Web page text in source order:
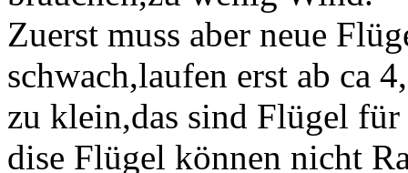
Zuerst muss aber neue
schwach,laufen erst ab ca
zu klein,das sind Flügel
dise Flügel können nicht